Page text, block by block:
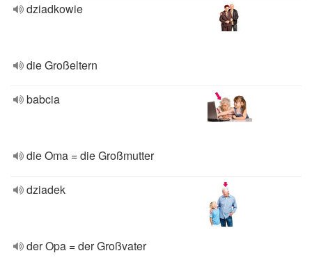
dziadkowie
die Großeltern
babcia
die Oma = die Großmutter
dziadek
der Opa = der Großvater